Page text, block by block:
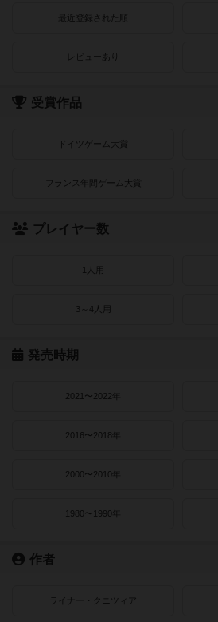
最近登録された順
レビューあり
受賞作品
ドイツゲーム大賞
フランス年間ゲーム大賞
プレイヤー数
1人用
3～4人用
発売時期
2021〜2022年
2016〜2018年
2000〜2010年
1980〜1990年
作者
ライナー・クニツィア